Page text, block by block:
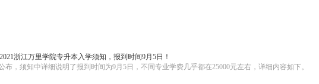
2021浙江万里学院专升本入学须知，报到时间9月5日！
，须知中详细说明了报到时间为9月5日，不同专业学费几乎都在25000元左右，详细内容如下。